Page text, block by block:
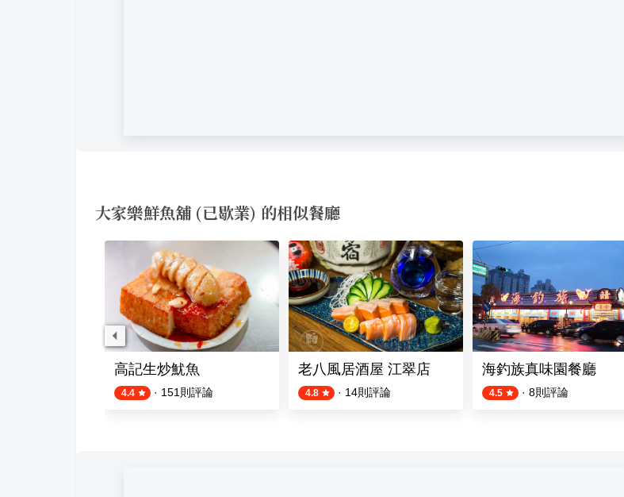
大家樂鮮魚舖 (已歇業) 的相似餐廳
高記生炒魷魚
4.4 · 151 則評論
老八風居酒屋 江翠店
4.8 · 14則評論
海釣族真味園餐廳
4.5 · 8則評論